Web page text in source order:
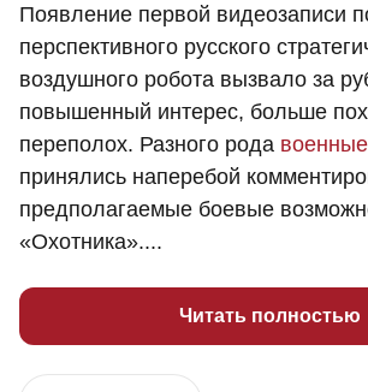
Появление первой видеозаписи
перспективного русского
воздушного робота вызвало за
повышенный интерес, больше
переполох. Разного рода военные
принялись наперебой
предполагаемые боевые
«Охотника»....
Читать полностью